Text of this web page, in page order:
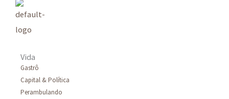
Vida
Gastrô
Capital & Política
Perambulando